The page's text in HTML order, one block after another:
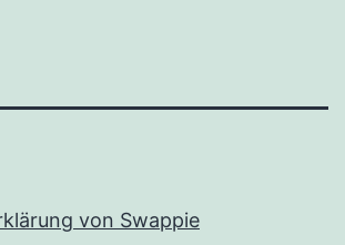
von Swappie